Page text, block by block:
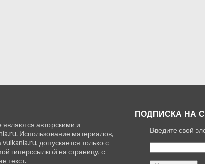
являются авторскими и
Использование материалов,
допускается только с
гиперссылкой на страницу, с
текст.
ПОДПИСКА НА
Введите свой